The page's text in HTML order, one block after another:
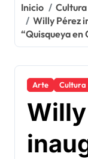
Inicio Cultura
Willy Pérez
“Quisqueya en
Arte Cultura